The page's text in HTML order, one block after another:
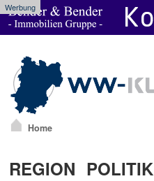
Werbung
Home
REGION POLITIK